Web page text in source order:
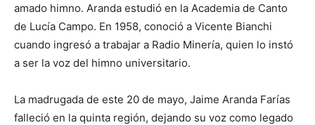
amado himno. Aranda estudió en la Academia de Canto
de Lucía Campo. En 1958, conoció a Vicente Bianchi
cuando ingresó a trabajar a Radio Minería, quien lo instó
a ser la voz del himno universitario.
La madrugada de este 20 de mayo, Jaime Aranda Farías
falleció en la quinta región, dejando su voz como legado